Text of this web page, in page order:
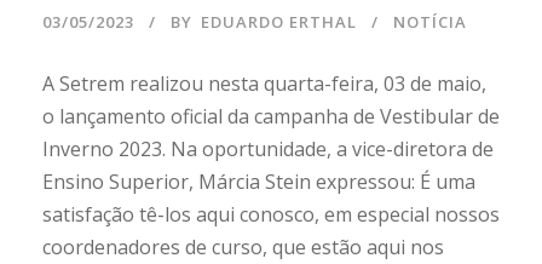
03/05/2023 BY EDUARDO ERTHAL NOTÍCIA
A Setrem realizou nesta quarta-feira, 03 de maio,
o lançamento oficial da campanha de Vestibular de
Inverno 2023. Na oportunidade, a vice-diretora de
Ensino Superior, Márcia Stein expressou: É uma
satisfação tê-los aqui conosco, em especial nossos
coordenadores de curso, que estão aqui nos